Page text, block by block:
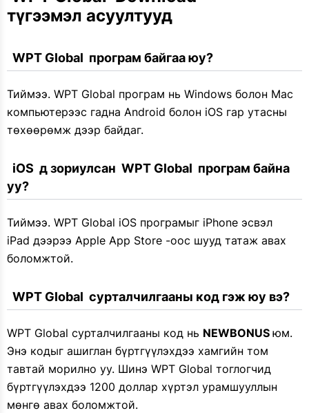
түгээмэл асуултууд
  WPT Global  програм байгаа юу?
Тиймээ. WPT Global програм нь Windows болон Mac
компьютерээс гадна Android болон iOS гар утасны
төхөөрөмж дээр байдаг.
уу?
Тиймээ. WPT Global iOS програмыг iPhone эсвэл
iPad дээрээ Apple App Store -оос шууд татаж авах
боломжтой.
  WPT Global  сурталчилгааны код гэж юу вэ?
WPT Global сурталчилгааны код нь NEWBONUS юм.
Энэ кодыг ашиглан бүртгүүлэхдээ хамгийн том
тавтай морилно уу. Шинэ WPT Global тоглогчид
бүртгүүлэхдээ 1200 доллар хүртэл урамшууллын
мөнгө авах боломжтой.